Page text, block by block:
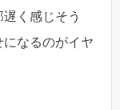
く感じそう
なるのがイヤ